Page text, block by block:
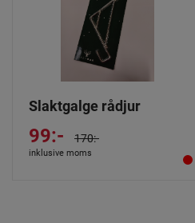
Slaktgalge rådjur
99:- 170:-
inklusive moms